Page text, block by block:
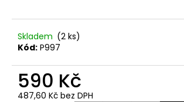
Skladem (2 ks)
Kód: P997
590 Kč
487,60 Kč bez DPH
D
o
p
o